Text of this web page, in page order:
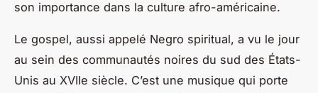
son importance dans la culture afro-américaine.
Le gospel, aussi appelé Negro spiritual, a vu le jour
au sein des communautés noires du sud des États-
Unis au XVIIe siècle. C’est une musique qui porte